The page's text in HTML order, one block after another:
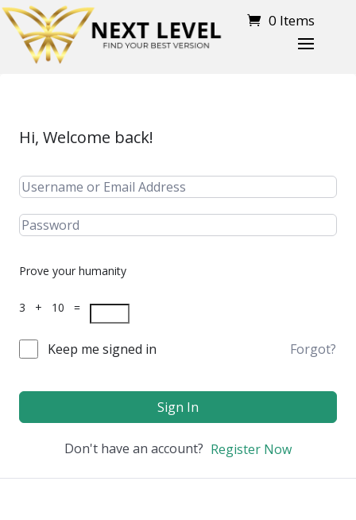
0 Items
Hi, Welcome back!
Prove your humanity
3 + 10 =
Keep me signed in Forgot?
Sign In
Don't have an account? Register Now